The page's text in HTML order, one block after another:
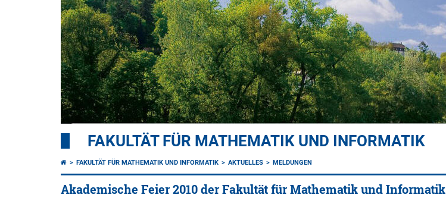
FAKULTÄT FÜR MATHEMATIK UND INFORMATIK
FAKULTÄT FÜR MATHEMATIK UND INFORMATIK AKTUELLES MELDUNGEN
Akademische Feier 2010 der Fakultät für Mathematik und Informatik